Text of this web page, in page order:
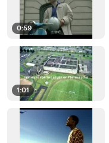
0:59
1:01